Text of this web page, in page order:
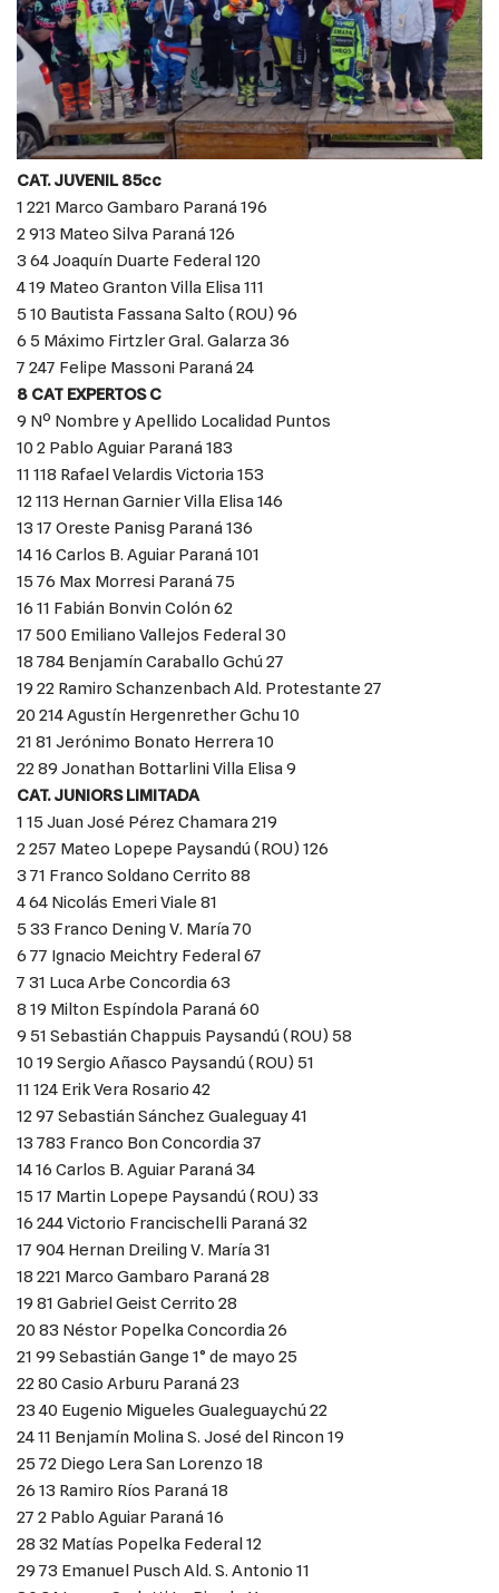
CAT. JUVENIL 85cc
1 221 Marco Gambaro Paraná 196
2 913 Mateo Silva Paraná 126
3 64 Joaquín Duarte Federal 120
4 19 Mateo Granton Villa Elisa 111
5 10 Bautista Fassana Salto (ROU) 96
6 5 Máximo Firtzler Gral. Galarza 36
7 247 Felipe Massoni Paraná 24
8 CAT EXPERTOS C
9 Nº Nombre y Apellido Localidad Puntos
10 2 Pablo Aguiar Paraná 183
11 118 Rafael Velardis Victoria 153
12 113 Hernan Garnier Villa Elisa 146
13 17 Oreste Panisg Paraná 136
14 16 Carlos B. Aguiar Paraná 101
15 76 Max Morresi Paraná 75
16 11 Fabián Bonvin Colón 62
17 500 Emiliano Vallejos Federal 30
18 784 Benjamín Caraballo Gchú 27
19 22 Ramiro Schanzenbach Ald. Protestante 27
20 214 Agustín Hergenrether Gchu 10
21 81 Jerónimo Bonato Herrera 10
22 89 Jonathan Bottarlini Villa Elisa 9
CAT. JUNIORS LIMITADA
1 15 Juan José Pérez Chamara 219
2 257 Mateo Lopepe Paysandú (ROU) 126
3 71 Franco Soldano Cerrito 88
4 64 Nicolás Emeri Viale 81
5 33 Franco Dening V. María 70
6 77 Ignacio Meichtry Federal 67
7 31 Luca Arbe Concordia 63
8 19 Milton Espíndola Paraná 60
9 51 Sebastián Chappuis Paysandú (ROU) 58
10 19 Sergio Añasco Paysandú (ROU) 51
11 124 Erik Vera Rosario 42
12 97 Sebastián Sánchez Gualeguay 41
13 783 Franco Bon Concordia 37
14 16 Carlos B. Aguiar Paraná 34
15 17 Martin Lopepe Paysandú (ROU) 33
16 244 Victorio Francischelli Paraná 32
17 904 Hernan Dreiling V. María 31
18 221 Marco Gambaro Paraná 28
19 81 Gabriel Geist Cerrito 28
20 83 Néstor Popelka Concordia 26
21 99 Sebastián Gange 1° de mayo 25
22 80 Casio Arburu Paraná 23
23 40 Eugenio Migueles Gualeguaychú 22
24 11 Benjamín Molina S. José del Rincon 19
25 72 Diego Lera San Lorenzo 18
26 13 Ramiro Ríos Paraná 18
27 2 Pablo Aguiar Paraná 16
28 32 Matías Popelka Federal 12
29 73 Emanuel Pusch Ald. S. Antonio 11